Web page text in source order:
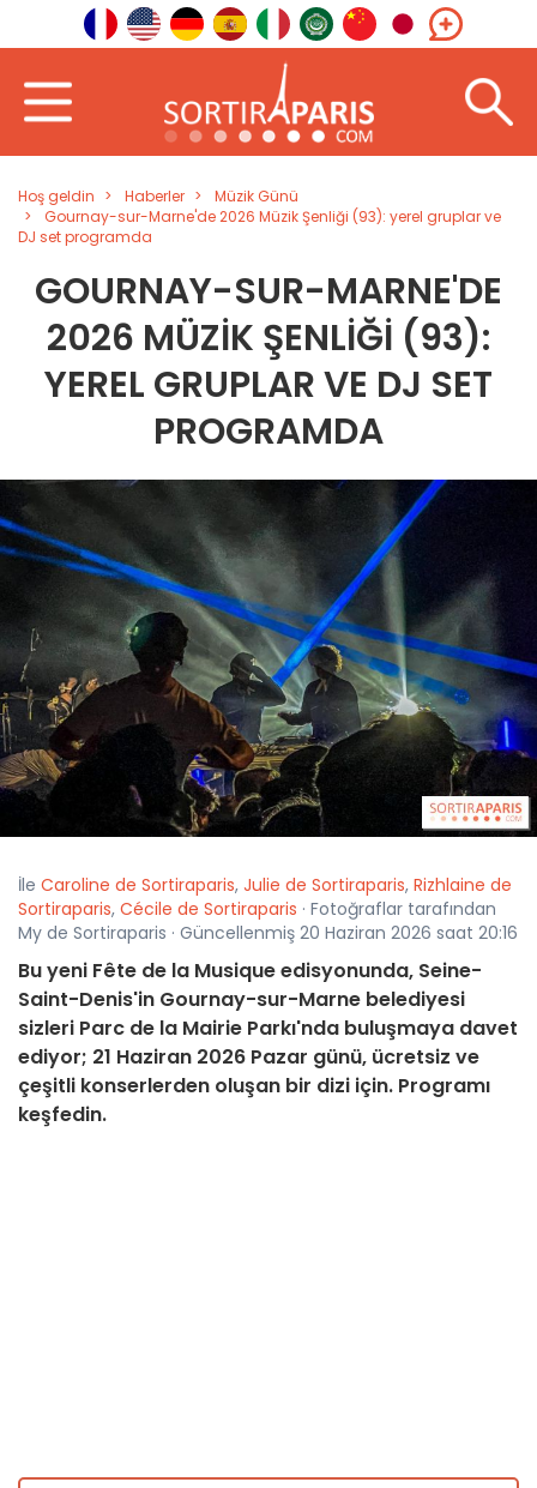
Hoş geldin Haberler
Müzik Günü
Gournay-sur-Marne'de 2026 Müzik Şenliği (93): yerel gruplar ve
DJ set programda
GOURNAY-SUR-MARNE'DE
2026 MÜZIK ŞENLIĞI (93):
YEREL GRUPLAR VE DJ SET
PROGRAMDA
İle Caroline de Sortiraparis, Julie de Sortiraparis, Rizhlaine de
Sortiraparis, Cécile de Sortiraparis · Fotoğraflar tarafından
My de Sortiraparis · Güncellenmiş 20 Haziran 2026 saat 20:16
Bu yeni Fête de la Musique edisyonunda, Seine-
Saint-Denis'in Gournay-sur-Marne belediyesi
sizleri Parc de la Mairie Parkı'nda buluşmaya davet
ediyor; 21 Haziran 2026 Pazar günü, ücretsiz ve
çeşitli konserlerden oluşan bir dizi için. Programı
keşfedin.